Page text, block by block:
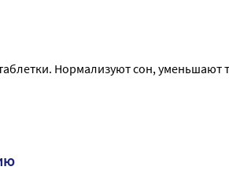
Нормализуют сон, уменьшают